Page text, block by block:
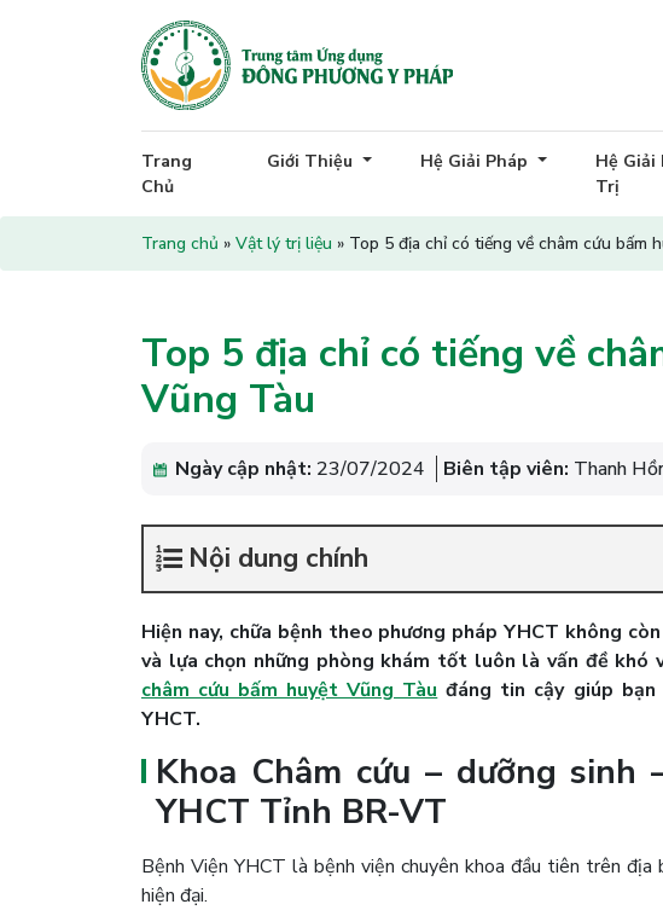
Trang
Chủ
Giới Thiệu Hệ Giải Pháp
Hệ Giải
Trị
Trang chủ » Vật lý trị liệu » Top 5 địa chỉ có tiếng về châm cứu bấm
Top 5 địa chỉ có tiếng về
Vũng Tàu
Ngày cập nhật: 23/07/2024 Biên tập viên: Thanh
Nội dung chính
Hiện nay, chữa bệnh theo phương pháp YHCT không
và lựa chọn những phòng khám tốt luôn là vấn đề khó
châm cứu bấm huyệt Vũng Tàu đáng tin cậy giúp
YHCT.
Khoa Châm cứu – dưỡng sinh
YHCT Tỉnh BR-VT
Bệnh Viện YHCT là bệnh viện chuyên khoa đầu tiên trên
hiện đại.